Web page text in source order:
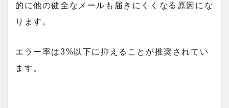
的に他の健全なメールも届きにくくなる原因にな
ります。
エラー率は3%以下に抑えることが推奨されてい
ます。